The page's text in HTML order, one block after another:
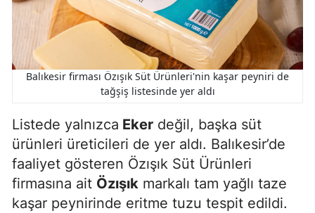
Balıkesir firması Özışık Süt Ürünleri'nin kaşar peyniri de
tağşiş listesinde yer aldı
Listede yalnızca Eker değil, başka süt
ürünleri üreticileri de yer aldı. Balıkesir’de
faaliyet gösteren Özışık Süt Ürünleri
firmasına ait Özışık markalı tam yağlı taze
kaşar peynirinde eritme tuzu tespit edildi.